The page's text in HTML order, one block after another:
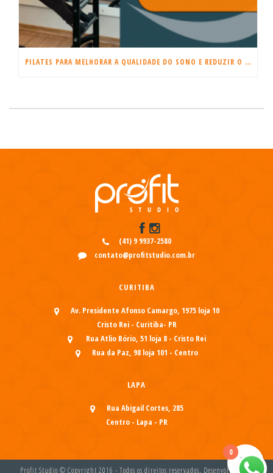
PILATES PARA MELHORAR A QUALIDADE DO SONO E REDUZIR O ESTRESSE
(41) 9 9937-2580
contato@profitstudio.com.br
CURITIBA
Av. Presidente Afonso Camargo, 1975 loja 10
Cristo Rei - Curitiba- PR
Rua Atlio Bório, 51 loja 8 - Cristo Rei
Rua da Paz, 98 loja 101 - Centro
LAPA
Rua Abigail Cortes, 285
Centro - Lapa - PR
Profit Studio © Copyright 2016 - Todos os direitos reservados. Desenvolvido por
0